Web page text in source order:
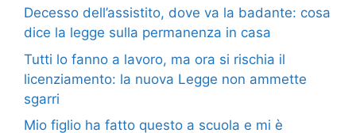
Decesso dell’assistito, dove va la badante: cosa
dice la legge sulla permanenza in casa
Tutti lo fanno a lavoro, ma ora si rischia il
licenziamento: la nuova Legge non ammette
sgarri
Mio figlio ha fatto questo a scuola e mi è